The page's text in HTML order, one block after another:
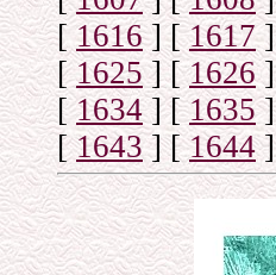
[1616] [1617]
[1625] [1626]
[1634] [1635]
[1643] [1644]